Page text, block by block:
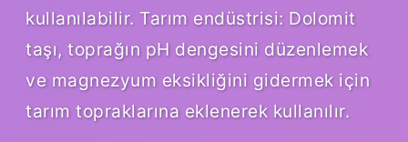
kullanılabilir. Tarım endüstrisi: Dolomit
taşı, toprağın pH dengesini düzenlemek
ve magnezyum eksikliğini gidermek için
tarım topraklarına eklenerek kullanılır.